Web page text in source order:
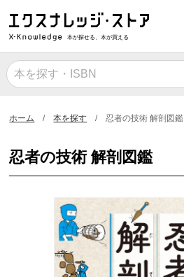
本が探せる、本が買える
ホーム 本を探す 忍者の技術 解剖図鑑
忍者の技術 解剖図鑑